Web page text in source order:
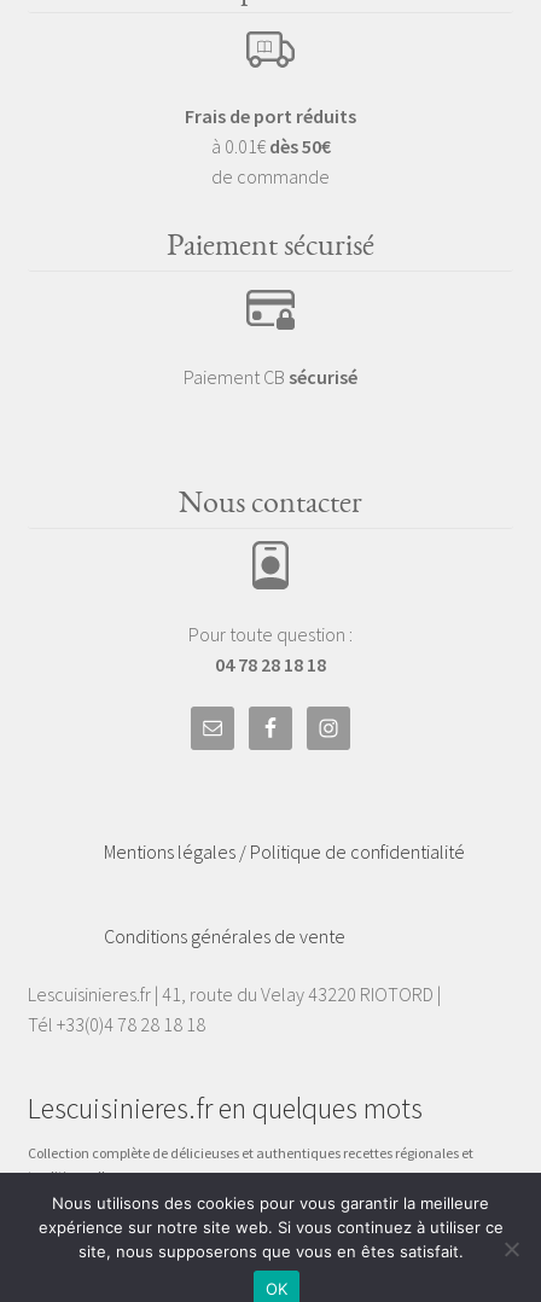
Frais de port réduits
à 0.01€ dès 50€
de commande
Paiement sécurisé
Paiement CB sécurisé
Nous contacter
Pour toute question :
04 78 28 18 18
Mentions légales / Politique de confidentialité
Conditions générales de vente
Lescuisinieres.fr | 41, route du Velay 43220 RIOTORD |
Tél +33(0)4 78 28 18 18
Lescuisinieres.fr en quelques mots
Collection complète de délicieuses et authentiques recettes régionales et
traditionnelles.
Celles qui sont inscrites dans les précieux carnets de nos grand-mères, celles
qui se transmettent de mère en fille, de femme à femme.
Nous utilisons des cookies pour vous garantir la meilleure
expérience sur notre site web. Si vous continuez à utiliser ce
site, nous supposerons que vous en êtes satisfait.
OK